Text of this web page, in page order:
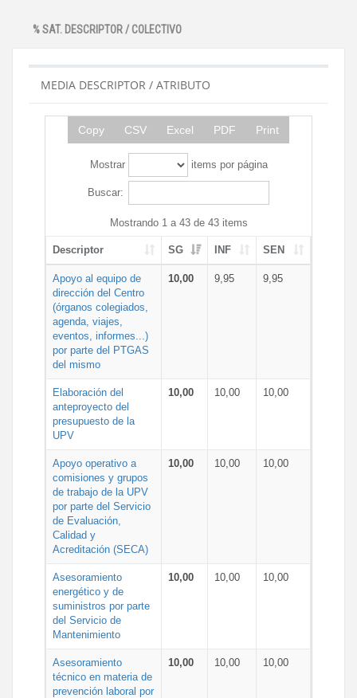
% SAT. DESCRIPTOR / COLECTIVO
MEDIA DESCRIPTOR / ATRIBUTO
Copy CSV Excel PDF Print
Mostrar items por página
Buscar:
Mostrando 1 a 43 de 43 items
Descriptor SG INF SEN
Apoyo al equipo de
dirección del Centro
(órganos colegiados,
agenda, viajes,
eventos, informes...)
por parte del PTGAS
del mismo
10,00 9,95 9,95
Elaboración del
anteproyecto del
presupuesto de la
UPV
10,00 10,00 10,00
Apoyo operativo a
comisiones y grupos
de trabajo de la UPV
por parte del Servicio
de Evaluación,
Calidad y
Acreditación (SECA)
10,00 10,00 10,00
Asesoramiento
energético y de
suministros por parte
del Servicio de
Mantenimiento
10,00 10,00 10,00
Asesoramiento
técnico en materia de
prevención laboral por
10,00 10,00 10,00